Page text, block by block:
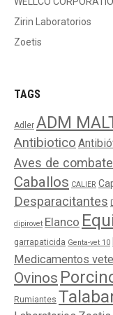
Zirin Laboratorios
Zoetis
TAGS
Adler ADM
Antibiotico
Aves de combate
Caballos CALIER
Desparacitantes
dipirovet Elanco
garrapaticida Genta-vet 10
Medicamentos
Ovinos
Rumiantes